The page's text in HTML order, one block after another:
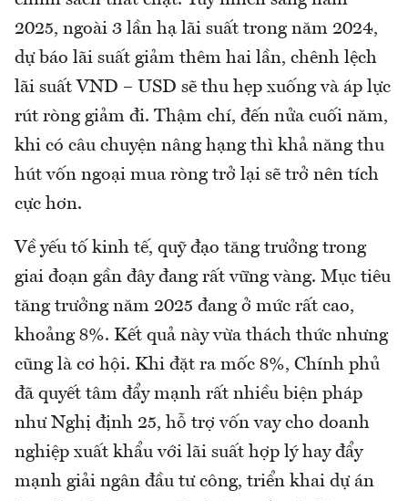
2025, ngoài 3 lần hạ lãi suất trong năm 2024,
dự báo lãi suất giảm thêm hai lần, chênh lệch
lãi suất VND – USD sẽ thu hẹp xuống và áp lực
rút ròng giảm đi. Thậm chí, đến nửa cuối năm,
khi có câu chuyện nâng hạng thì khả năng thu
hút vốn ngoại mua ròng trở lại sẽ trở nên tích
cực hơn.
Về yếu tố kinh tế, quỹ đạo tăng trưởng trong
giai đoạn gần đây đang rất vững vàng. Mục tiêu
tăng trưởng năm 2025 đang ở mức rất cao,
khoảng 8%. Kết quả này vừa thách thức nhưng
cũng là cơ hội. Khi đặt ra mốc 8%, Chính phủ
đã quyết tâm đẩy mạnh rất nhiều biện pháp
như Nghị định 25, hỗ trợ vốn vay cho doanh
nghiệp xuất khẩu với lãi suất hợp lý hay đẩy
mạnh giải ngân đầu tư công, triển khai dự án